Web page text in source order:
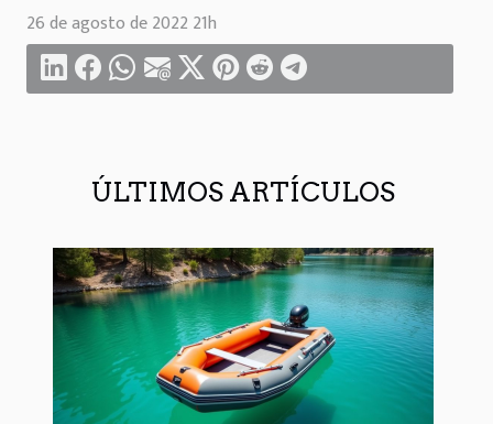
26 de agosto de 2022 21h
ÚLTIMOS ARTÍCULOS